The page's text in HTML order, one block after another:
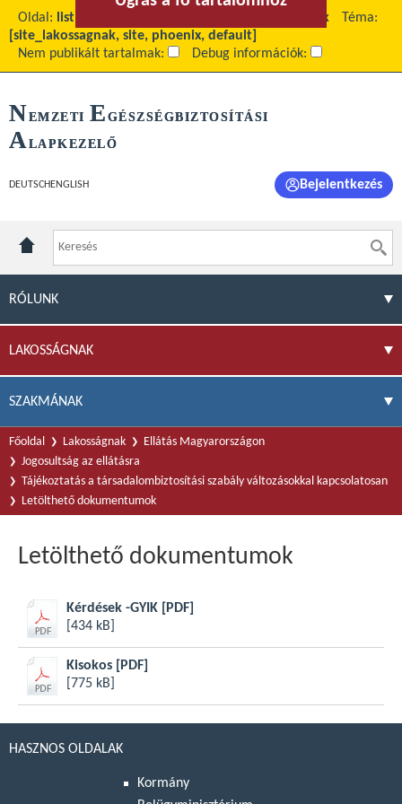
Oldal: list Letölthető dokumentumok
Téma:
[site_lakossagnak, site, phoenix, default]
Nem publikált tartalmak:
Debug információk:
NEMZETI E GÉSZSÉGBIZTOSÍTÁSI
ALAPKEZELŐ
DEUTSCH ENGLISH Bejelentkezés
RÓLUNK
LAKOSSÁGNAK
SZAKMÁNAK
Főoldal Lakosságnak
Ellátás Magyarországon
Jogosultság az ellátásra
Tájékoztatás a társadalombiztosítási szabály változásokkal kapcsolatosan
Letölthető dokumentumok
Letölthető dokumentumok
Kérdések -GYIK
[PDF]
[434 kB]
Kisokos
[PDF]
[775 kB]
HASZNOS OLDALAK
Kormány